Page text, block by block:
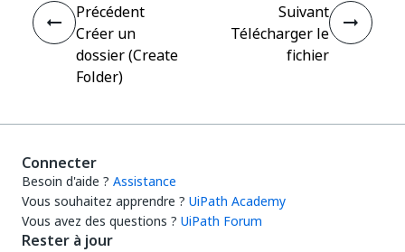
Précédent
Créer un
dossier (Create
Folder)
Suivant
Télécharger le
fichier
Connecter
Besoin d'aide ? Assistance
Vous souhaitez apprendre ? UiPath Academy
Vous avez des questions ? UiPath Forum
Rester à jour